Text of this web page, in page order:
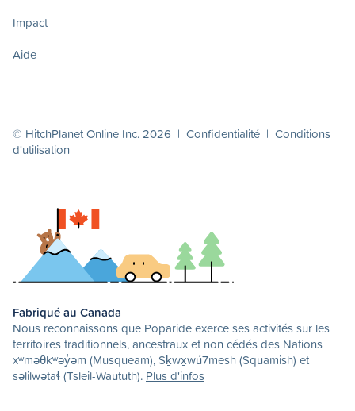
Impact
Aide
© HitchPlanet Online Inc. 2026 | Confidentialité | Conditions
d'utilisation
Fabriqué au Canada
Nous reconnaissons que Poparide exerce ses activités sur les
territoires traditionnels, ancestraux et non cédés des Nations
xʷməθkʷəy̓əm (Musqueam), Sḵwx̱wú7mesh (Squamish) et
səlilwətaɬ (Tsleil-Waututh). Plus d'infos